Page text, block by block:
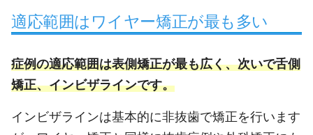
適応範囲はワイヤー矯正が最も多い
症例の適応範囲は表側矯正が最も広く、次いで舌側
矯正、インビザラインです。
インビザラインは基本的に非抜歯で矯正を行います